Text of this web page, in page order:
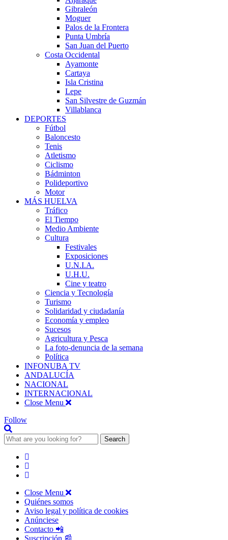
Gibraleón
Moguer
Palos de la Frontera
Punta Umbría
San Juan del Puerto
Costa Occidental
Ayamonte
Cartaya
Isla Cristina
Lepe
San Silvestre de Guzmán
Villablanca
DEPORTES
Fútbol
Baloncesto
Tenis
Atletismo
Ciclismo
Bádminton
Polideportivo
Motor
MÁS HUELVA
Tráfico
El Tiempo
Medio Ambiente
Cultura
Festivales
Exposiciones
U.N.I.A.
U.H.U.
Cine y teatro
Ciencia y Tecnología
Turismo
Solidaridad y ciudadanía
Economía y empleo
Sucesos
Agricultura y Pesca
La foto-denuncia de la semana
Política
INFONUBA TV
ANDALUCÍA
NACIONAL
INTERNACIONAL
Close Menu
Follow
Search
for:
Close Menu
Quiénes somos
Aviso legal y política de cookies
Anúnciese
Contacto 📲
Suscripción 📰